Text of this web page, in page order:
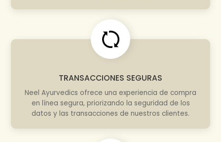
TRANSACCIONES SEGURAS
Neel Ayurvedics ofrece una experiencia de compra
en línea segura, priorizando la seguridad de los
datos y las transacciones de nuestros clientes.